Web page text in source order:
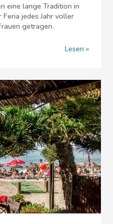
eine lange Tradition in
jedes Jahr voller
getragen.
Lesen